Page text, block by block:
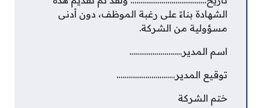
الشهادة بناءً على رغبة الموظف، دون أدنى
مسؤولية من الشركة.
اسم المدير………………………
توقيع المدير…………………………
ختم الشركة